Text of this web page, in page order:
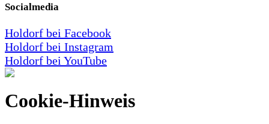
Socialmedia
Holdorf bei Facebook
Holdorf bei Instagram
Holdorf bei YouTube
Cookie-Hinweis